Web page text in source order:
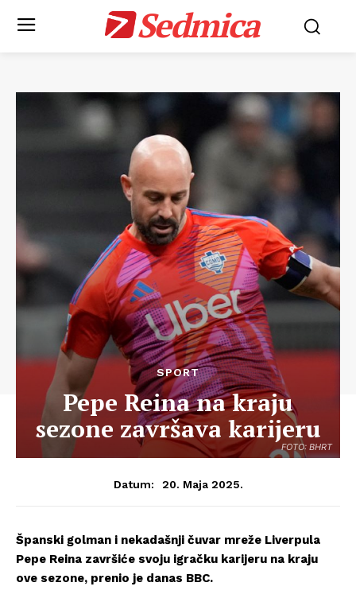
Sedmica
FOTO: BHRT
SPORT
Pepe Reina na kraju
sezone završava karijeru
Datum: 20. Maja 2025.
Španski golman i nekadašnji čuvar mreže Liverpula
Pepe Reina završiće svoju igračku karijeru na kraju
ove sezone, prenio je danas BBC.